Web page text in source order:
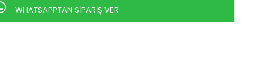
WHATSAPPTAN SİPARİŞ VER